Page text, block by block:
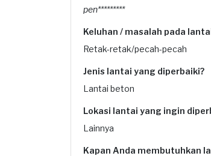
pen*********
Keluhan / masalah pada
Retak-retak/pecah-pecah
Jenis lantai yang diperbaiki?
Lantai beton
Lokasi lantai yang ingin
Lainnya
Kapan Anda membutuhkan